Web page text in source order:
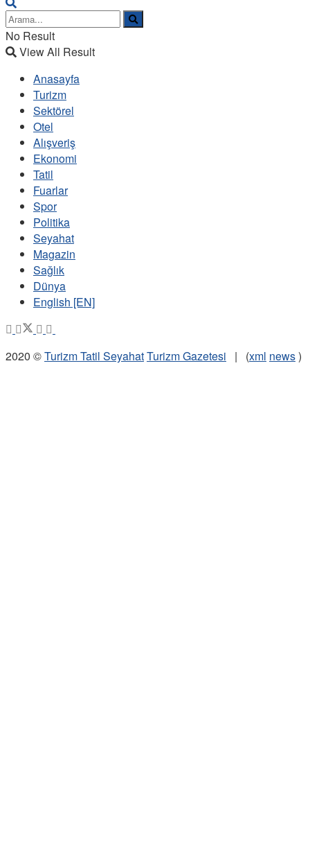
No Result
View All Result
Anasayfa
Turizm
Sektörel
Otel
Alışveriş
Ekonomi
Tatil
Fuarlar
Spor
Politika
Seyahat
Magazin
Sağlık
Dünya
English [EN]
2020 ©Turizm Tatil SeyahatTurizm Gazetesi | (xml news)